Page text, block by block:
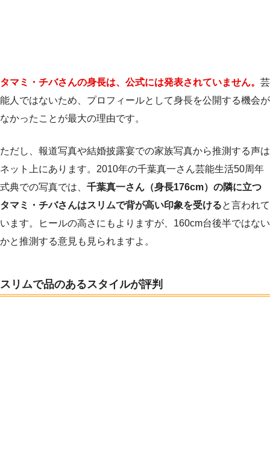
タマミ・チバさんの身長は、公式には発表されていません。 芸
能人ではないため、プロフィールとして身長を公開する機会が
なかったことが最大の理由です。
ただし、報道写真や結婚披露宴での家族写真から推測する声は
ネット上にあります。2010年の千葉真一さん芸能生活50周年
式典での写真では、 千葉真一さん（身長176cm）の隣に立つ
タマミ・チバさんはスリムで背が高い印象を受けると言われて
います。ヒールの高さにもよりますが、160cm台後半ではない
かと推測する意見も見られますよ。
スリムで品のあるスタイルが評判